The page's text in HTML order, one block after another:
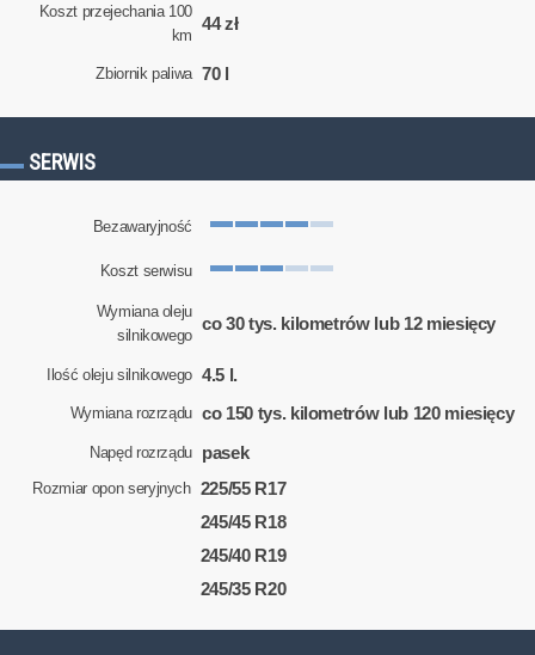
Koszt przejechania 100
km
44 zł
Zbiornik paliwa 70 l
SERWIS
Bezawaryjność
Koszt serwisu
Wymiana oleju
silnikowego
co 30 tys. kilometrów lub 12 miesięcy
Ilość oleju silnikowego 4.5 l.
Wymiana rozrządu co 150 tys. kilometrów lub 120 miesięcy
Napęd rozrządu pasek
Rozmiar opon seryjnych 225/55 R17
245/45 R18
245/40 R19
245/35 R20